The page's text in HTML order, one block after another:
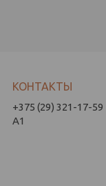
+375 (29) 321-17-59
А1